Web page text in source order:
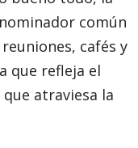
común
cafés y
que refleja el
atraviesa la